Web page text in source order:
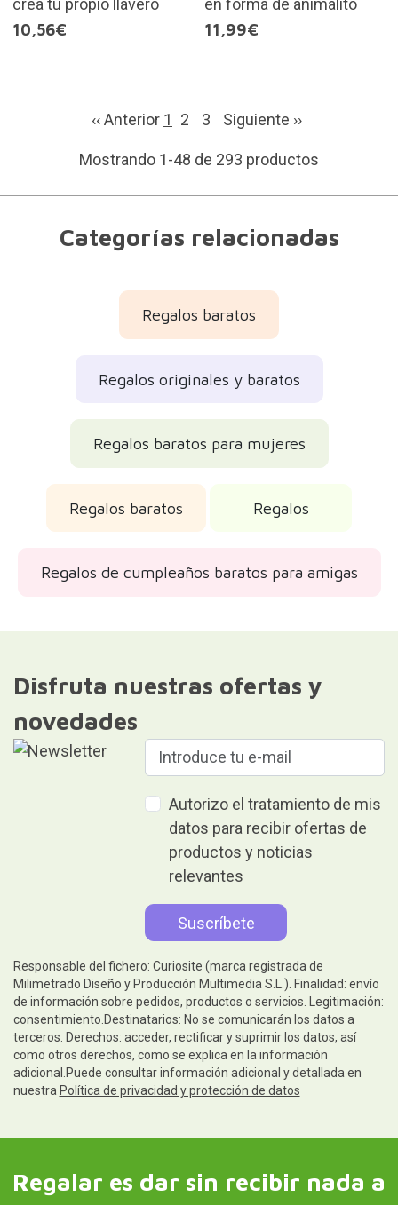
crea tu propio llavero
10,56€
en forma de animalito
11,99€
‹‹ Anterior 1 2 3 Siguiente ››
Mostrando 1-48 de 293 productos
Categorías relacionadas
Regalos baratos
Regalos originales y baratos
Regalos baratos para mujeres
Regalos baratos Regalos
Regalos de cumpleaños baratos para amigas
Disfruta nuestras ofertas y
novedades
Autorizo el tratamiento de mis
datos para recibir ofertas de
productos y noticias
relevantes
Responsable del fichero: Curiosite (marca registrada de
Milimetrado Diseño y Producción Multimedia S.L.). Finalidad: envío
de información sobre pedidos, productos o servicios. Legitimación:
consentimiento.Destinatarios: No se comunicarán los datos a
terceros. Derechos: acceder, rectificar y suprimir los datos, así
como otros derechos, como se explica en la información
adicional.Puede consultar información adicional y detallada en
nuestra Política de privacidad y protección de datos
Regalar es dar sin recibir nada a